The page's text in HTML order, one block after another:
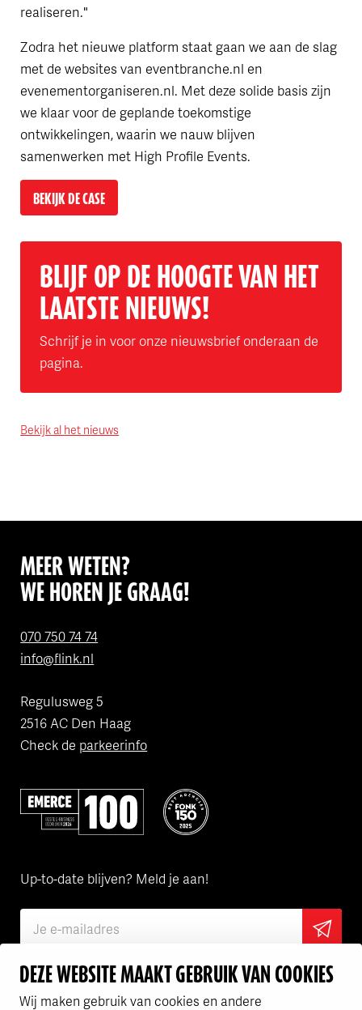
DEZE WEBSITE MAAKT GEBRUIK VAN COOKIES
Wij maken gebruik van cookies en andere
realiseren."
Zodra het nieuwe platform staat gaan we aan de slag
met de websites van eventbranche.nl en
evenementorganiseren.nl. Met deze solide basis zijn
we klaar voor de geplande toekomstige
ontwikkelingen, waarin we nauw blijven
samenwerken met High Profile Events.
BEKIJK DE CASE
BLIJF OP DE HOOGTE VAN HET
LAATSTE NIEUWS!
Schrijf je in voor onze nieuwsbrief onderaan de
pagina.
Bekijk al het nieuws
MEER WETEN?
WE HOREN JE GRAAG!
070 750 74 74
info@flink.nl
Regulusweg 5
2516 AC Den Haag
Check de parkeerinfo
Up-to-date blijven? Meld je aan!
Ik ga akkoord met hetprivacy statement
Volgens Emerce een van de beste bedrijven in e-
Flink is een van de FONK150